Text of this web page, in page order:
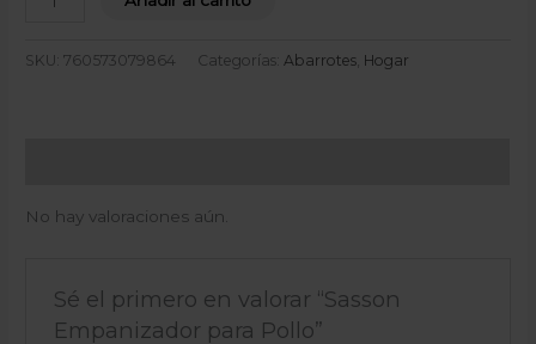
SKU:760573079864 Categorías: Abarrotes Hogar
No hay valoraciones aún.
Sé el primero en valorar “Sasson
Empanizador para Pollo”